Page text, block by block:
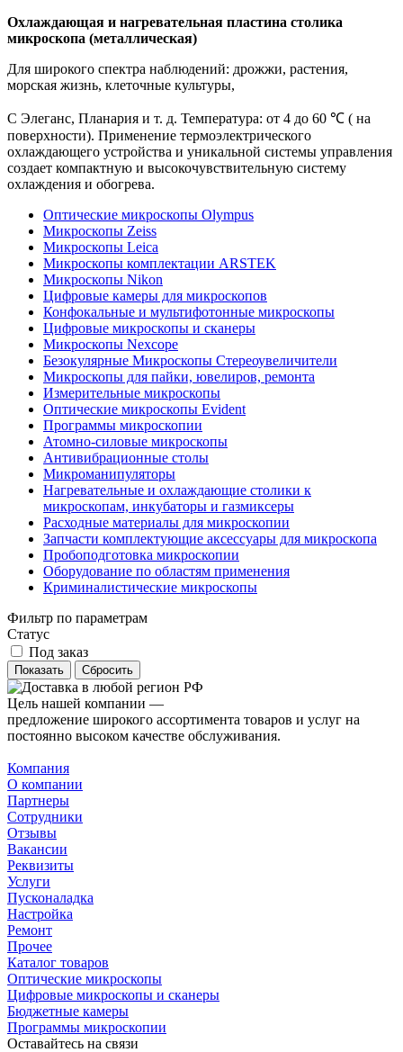
Охлаждающая и нагревательная пластина столика
микроскопа (металлическая)
Для широкого спектра наблюдений: дрожжи, растения,
морская жизнь, клеточные культуры,
C Элеганс, Планария и т. д. Температура: от 4 до 60 ℃ ( на
поверхности). Применение термоэлектрического
охлаждающего устройства и уникальной системы управления
создает компактную и высокочувствительную систему
охлаждения и обогрева.
Оптические микроскопы Olympus
Микроскопы Zeiss
Микроскопы Leica
Микроскопы комплектации ARSTEK
Микроскопы Nikon
Цифровые камеры для микроскопов
Конфокальные и мультифотонные микроскопы
Цифровые микроскопы и сканеры
Микроскопы Nexcope
Безокулярные Микроскопы Стереоувеличители
Микроскопы для пайки, ювелиров, ремонта
Измерительные микроскопы
Оптические микроскопы Evident
Программы микроскопии
Атомно-силовые микроскопы
Антивибрационные столы
Микроманипуляторы
Нагревательные и охлаждающие столики к
микроскопам, инкубаторы и газмиксеры
Расходные материалы для микроскопии
Запчасти комплектующие аксессуары для микроскопа
Пробоподготовка микроскопии
Оборудование по областям применения
Криминалистические микроскопы
Фильтр по параметрам
Статус
Под заказ
Сбросить
Цель нашей компании —
предложение широкого ассортимента товаров и услуг на
постоянно высоком качестве обслуживания.
Компания
О компании
Партнеры
Сотрудники
Отзывы
Вакансии
Реквизиты
Услуги
Пусконаладка
Настройка
Ремонт
Прочее
Каталог товаров
Оптические микроскопы
Цифровые микроскопы и сканеры
Бюджетные камеры
Программы микроскопии
Оставайтесь на связи